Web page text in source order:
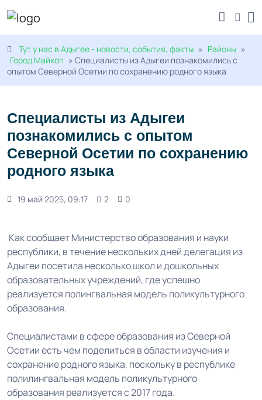
Тут у нас в Адыгее - новости, события, факты » Районы »
Город Майкоп » Специалисты из Адыгеи познакомились с
опытом Северной Осетии по сохранению родного языка
Специалисты из Адыгеи
познакомились с опытом
Северной Осетии по сохранению
родного языка
19 май 2025, 09:17 2 0
Как сообщает Министерство образования и науки
республики, в течение нескольких дней делегация из
Адыгеи посетила несколько школ и дошкольных
образовательных учреждений, где успешно
реализуется полингвальная модель поликультурного
образования.
Специалистами в сфере образования из Северной
Осетии есть чем поделиться в области изучения и
сохранение родного языка, поскольку в республике
полилингвальная модель поликультурного
образования реализуется с 2017 года.